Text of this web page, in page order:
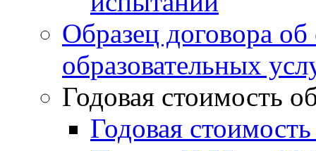
Образец договора
образовательных
Годовая стоимость
Годовая